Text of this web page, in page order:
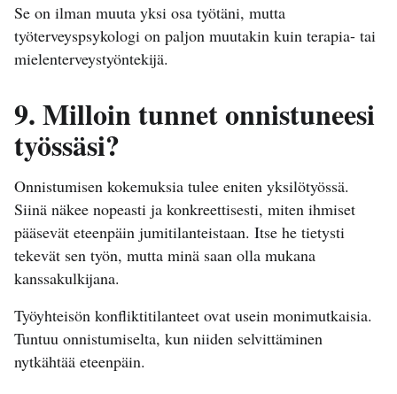
Se on ilman muuta yksi osa työtäni, mutta
työterveyspsykologi on paljon muutakin kuin terapia- tai
mielenterveystyöntekijä.
9. Milloin tunnet onnistuneesi
työssäsi?
Onnistumisen kokemuksia tulee eniten yksilötyössä.
Siinä näkee nopeasti ja konkreettisesti, miten ihmiset
pääsevät eteenpäin jumitilanteistaan. Itse he tietysti
tekevät sen työn, mutta minä saan olla mukana
kanssakulkijana.
Työyhteisön konfliktitilanteet ovat usein monimutkaisia.
Tuntuu onnistumiselta, kun niiden selvittäminen
nytkähtää eteenpäin.